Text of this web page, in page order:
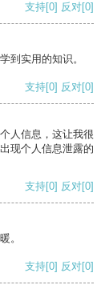
支持[0] 反对[0]
到实用的知识。
支持[0] 反对[0]
人信息，这让我很
现个人信息泄露的
支持[0] 反对[0]
。
支持[0] 反对[0]